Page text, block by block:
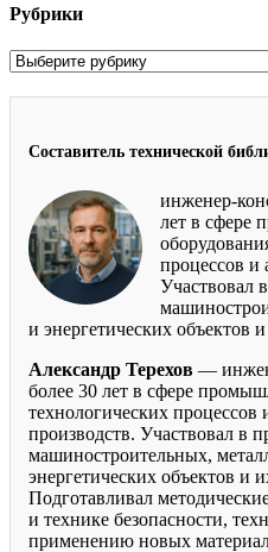
Рубрики
Рубрики
Составитель технической
инженер-
лет в сфере
процессов и
Участвовал
и энергетических объектов и
Александр Терехов —
более 30 лет в сфере
технологических процессов
производств. Участвовал в
машиностроительных,
энергетических объектов и
Подготавливал
и технике безопасности,
применению новых